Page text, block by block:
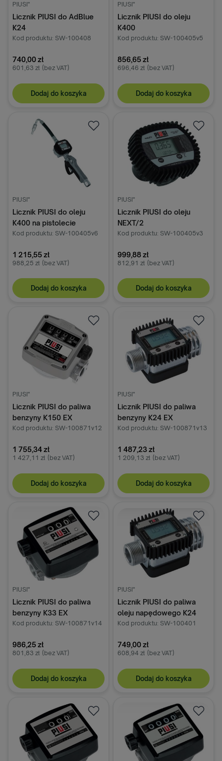
PIUSI"
Licznik PIUSI do AdBlue
K24
Kod produktu: SW-100408
740,00 zł
601,63 zł (bez VAT)
Dodaj do koszyka
PIUSI"
Licznik PIUSI do oleju
K400
Kod produktu: SW-100405v5
856,65 zł
696,46 zł (bez VAT)
Dodaj do koszyka
PIUSI"
Licznik PIUSI do oleju
K400 na pistolecie
Kod produktu: SW-100405v6
1 215,55 zł
988,25 zł (bez VAT)
Dodaj do koszyka
PIUSI"
Licznik PIUSI do oleju
NEXT/2
Kod produktu: SW-100405v3
999,88 zł
812,91 zł (bez VAT)
Dodaj do koszyka
PIUSI"
Licznik PIUSI do paliwa
benzyny K150 EX
Kod produktu: SW-100871v12
1 755,34 zł
1 427,11 zł (bez VAT)
Dodaj do koszyka
PIUSI"
Licznik PIUSI do paliwa
benzyny K24 EX
Kod produktu: SW-100871v13
1 487,23 zł
1 209,13 zł (bez VAT)
Dodaj do koszyka
PIUSI"
Licznik PIUSI do paliwa
benzyny K33 EX
Kod produktu: SW-100871v14
986,25 zł
801,83 zł (bez VAT)
Dodaj do koszyka
PIUSI"
Licznik PIUSI do paliwa
oleju napędowego K24
Kod produktu: SW-100401
749,00 zł
608,94 zł (bez VAT)
Dodaj do koszyka